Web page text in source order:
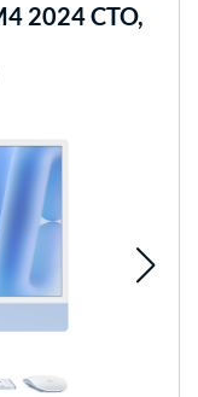
2024 CTO,